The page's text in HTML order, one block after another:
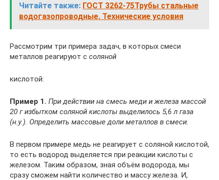
Читайте также: ГОСТ 3262-75Трубы стальные
водогазопроводные. Технические условия
Рассмотрим три примера задач, в которых смеси
металлов реагируют с соляной
кислотой:
Пример 1. При действии на смесь меди и железа массой
20 г избытком соляной кислоты выделилось 5,6 л газа
(н.у.). Определить массовые доли металлов в смеси.
В первом примере медь не реагирует с соляной кислотой,
то есть водород выделяется при реакции кислоты с
железом. Таким образом, зная объём водорода, мы
сразу сможем найти количество и массу железа. И,